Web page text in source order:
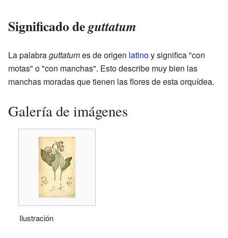
Significado deguttatum
La palabraguttatumes de origen latinoy significa "con
motas" o "con manchas". Esto describe muy bien las
manchas moradas que tienen las flores de esta orquídea.
Galería de imágenes
Ilustración